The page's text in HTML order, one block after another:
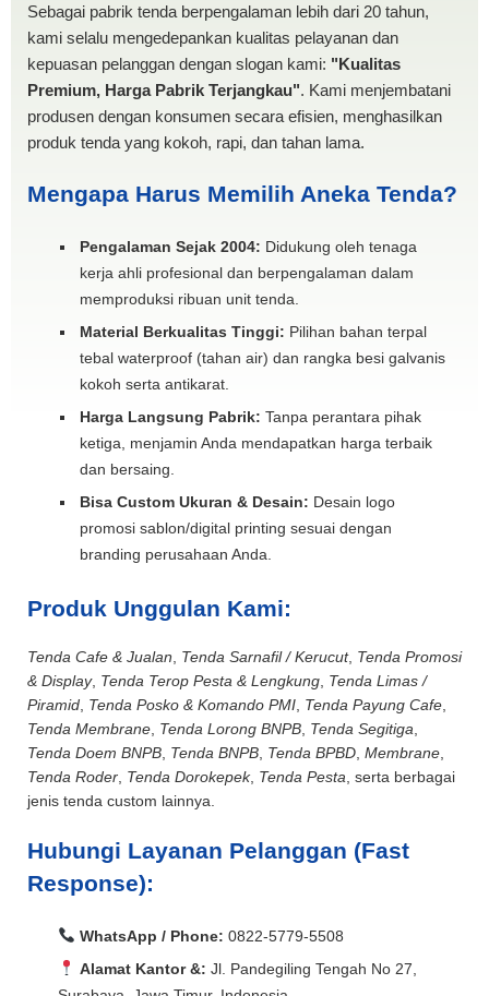
Sebagai pabrik tenda berpengalaman lebih dari 20 tahun,
kami selalu mengedepankan kualitas pelayanan dan
kepuasan pelanggan dengan slogan kami: "Kualitas
Premium, Harga Pabrik Terjangkau". Kami menjembatani
produsen dengan konsumen secara efisien, menghasilkan
produk tenda yang kokoh, rapi, dan tahan lama.
Mengapa Harus Memilih Aneka Tenda?
Pengalaman Sejak 2004: Didukung oleh tenaga
kerja ahli profesional dan berpengalaman dalam
memproduksi ribuan unit tenda.
Material Berkualitas Tinggi: Pilihan bahan terpal
tebal waterproof (tahan air) dan rangka besi galvanis
kokoh serta antikarat.
Harga Langsung Pabrik: Tanpa perantara pihak
ketiga, menjamin Anda mendapatkan harga terbaik
dan bersaing.
Bisa Custom Ukuran & Desain: Desain logo
promosi sablon/digital printing sesuai dengan
branding perusahaan Anda.
Produk Unggulan Kami:
Tenda Cafe & Jualan Tenda Sarnafil / Kerucut, Tenda Promosi
& Display, Tenda Terop Pesta & Lengkung Tenda Limas /
Piramid Tenda Posko & Komando PMI Tenda Payung Cafe
Tenda Membrane Tenda Lorong BNPB Tenda Segitiga
Tenda Doem BNPB Tenda BNPB Tenda BPBD Membrane
Tenda Roder Tenda Dorokepek, Tenda Pesta , serta berbagai
jenis tenda custom lainnya.
Hubungi Layanan Pelanggan (Fast
Response):
WhatsApp / Phone: 0822-5779-5508
Alamat Kantor &: Jl. Pandegiling Tengah No 27,